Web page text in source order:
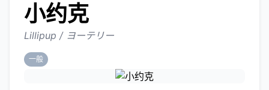
小约克
Lillipup / ヨーテリー
一般